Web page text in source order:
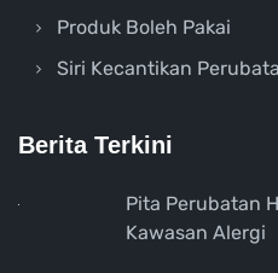
Produk Boleh Pakai
Siri Kecantikan
Berita Terkini
Pita Perubatan
Kawasan Alergi